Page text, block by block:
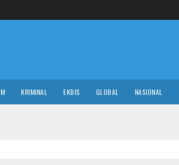
KRIMINAL EKBIS GLOBAL NASIONAL